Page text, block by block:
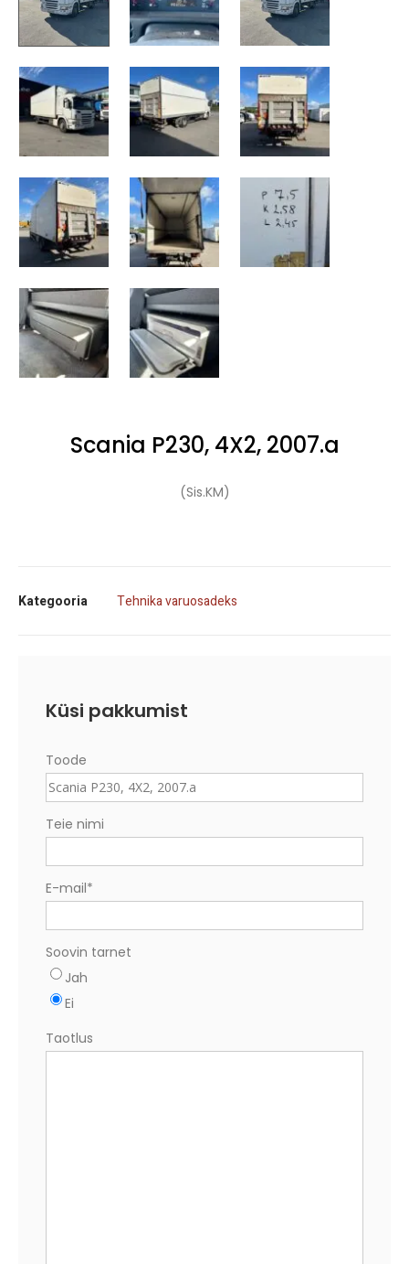
Scania P230, 4X2, 2007.a
(Sis.KM)
Kategooria Tehnika varuosadeks
Küsi pakkumist
Toode
Teie nimi
E-mail*
Soovin tarnet
Jah
Ei
Taotlus